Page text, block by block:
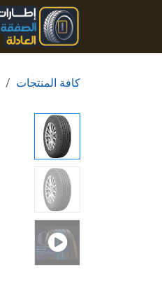
تخطي للذهاب إلى المحتوى
كافة المنتجات